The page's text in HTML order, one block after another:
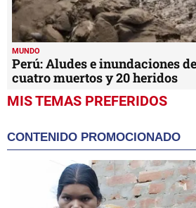
MUNDO
Perú: Aludes e inundaciones
cuatro muertos y 20 heridos
MIS TEMAS PREFERIDOS
CONTENIDO PROMOCIONADO